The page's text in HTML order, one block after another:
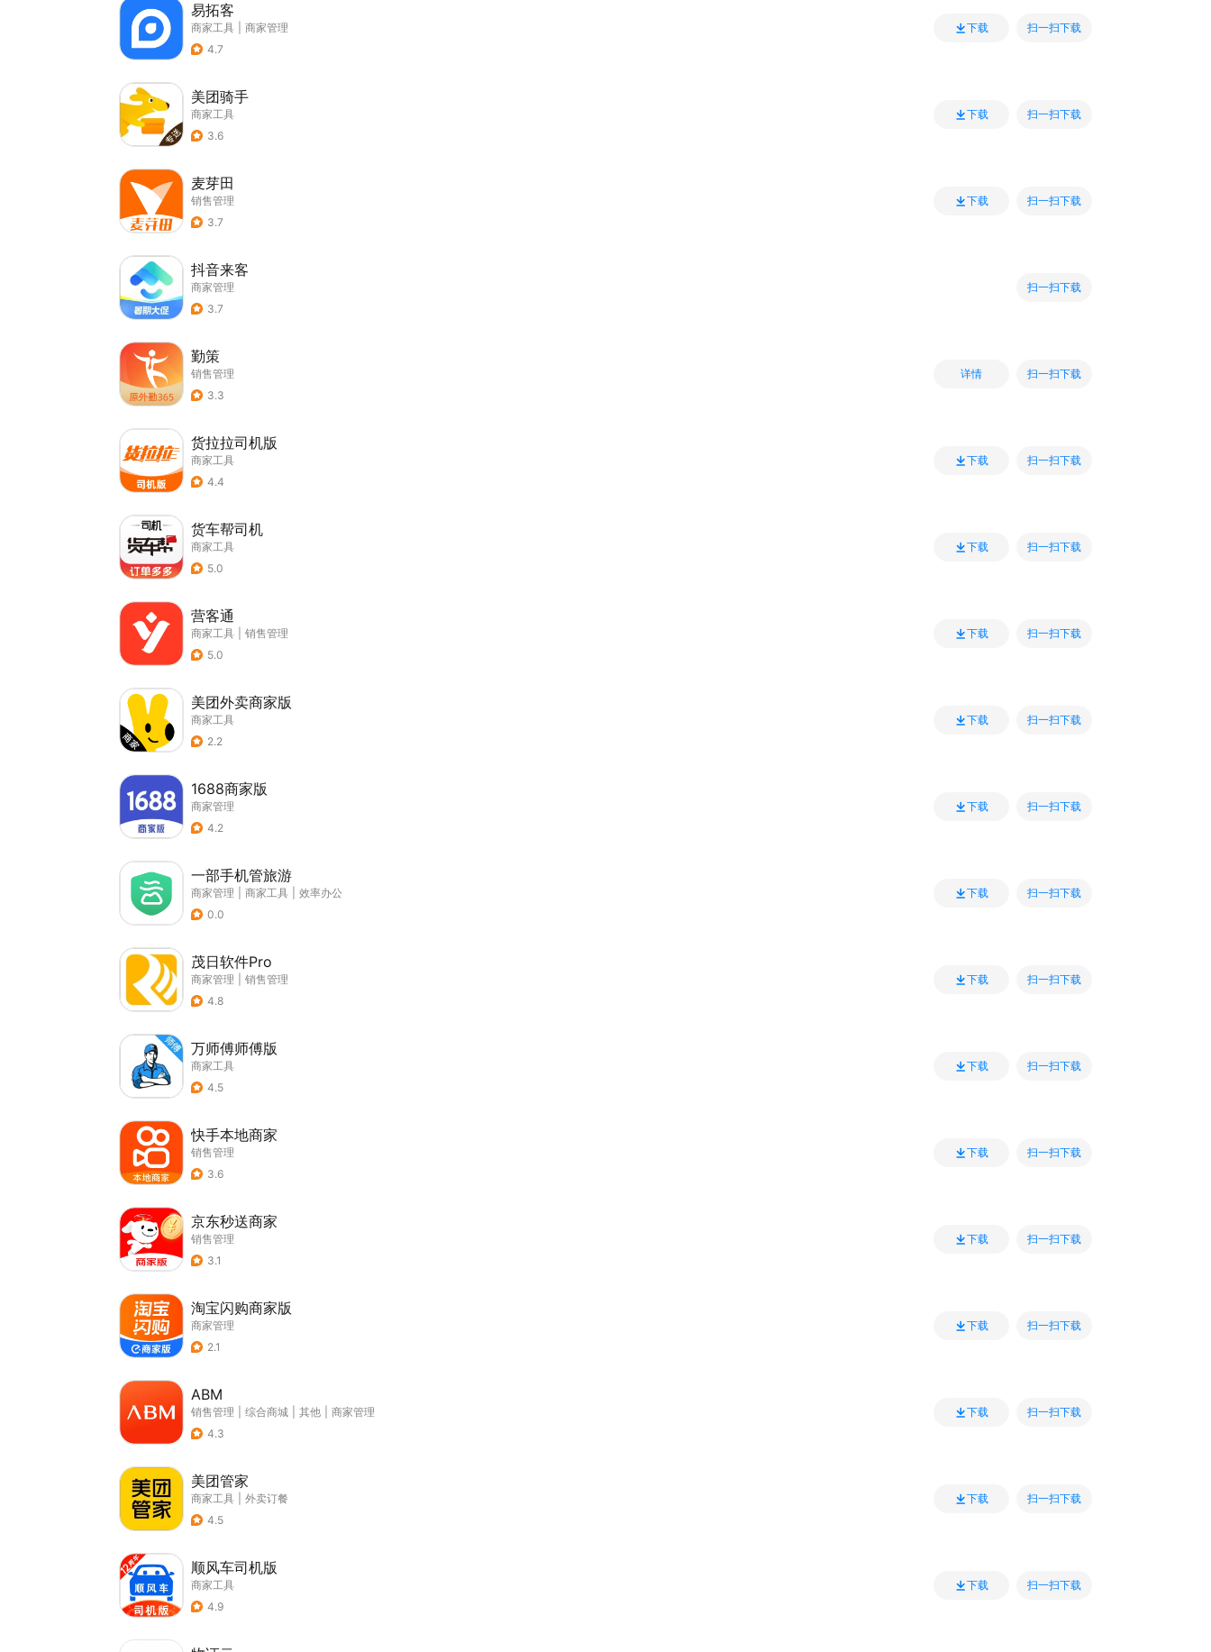
易拓客
商家工具
商家管理
4.7
下载 扫一扫下载
美团骑手
商家工具
3.6
下载 扫一扫下载
麦芽田
销售管理
3.7
下载 扫一扫下载
抖音来客
商家管理
3.7
扫一扫下载
勤策
销售管理
3.3
详情 扫一扫下载
货拉拉司机版
商家工具
4.4
下载 扫一扫下载
货车帮司机
商家工具
5.0
下载 扫一扫下载
营客通
商家工具
销售管理
5.0
下载 扫一扫下载
美团外卖商家版
商家工具
2.2
下载 扫一扫下载
1688商家版
商家管理
4.2
下载 扫一扫下载
一部手机管旅游
商家管理 商家工具
效率办公
0.0
下载 扫一扫下载
茂日软件Pro
商家管理
销售管理
4.8
下载 扫一扫下载
万师傅师傅版
商家工具
4.5
下载 扫一扫下载
快手本地商家
销售管理
3.6
下载 扫一扫下载
京东秒送商家
销售管理
3.1
下载 扫一扫下载
淘宝闪购商家版
商家管理
2.1
下载 扫一扫下载
ABM
销售管理 综合商城 其他
商家管理
4.3
下载 扫一扫下载
美团管家
商家工具
外卖订餐
4.5
下载 扫一扫下载
顺风车司机版
商家工具
4.9
下载 扫一扫下载